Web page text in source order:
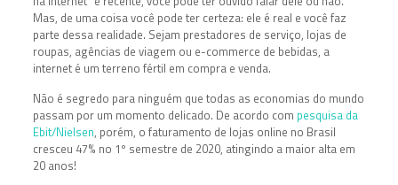
Mas, de uma coisa você pode ter certeza: ele é real e você faz
parte dessa realidade. Sejam prestadores de serviço, lojas de
roupas, agências de viagem ou e-commerce de bebidas, a
internet é um terreno fértil em compra e venda.
Não é segredo para ninguém que todas as economias do mundo
passam por um momento delicado. De acordo com pesquisa da
Ebit/Nielsen, porém, o faturamento de lojas online no Brasil
cresceu 47% no 1º semestre de 2020, atingindo a maior alta em
20 anos!